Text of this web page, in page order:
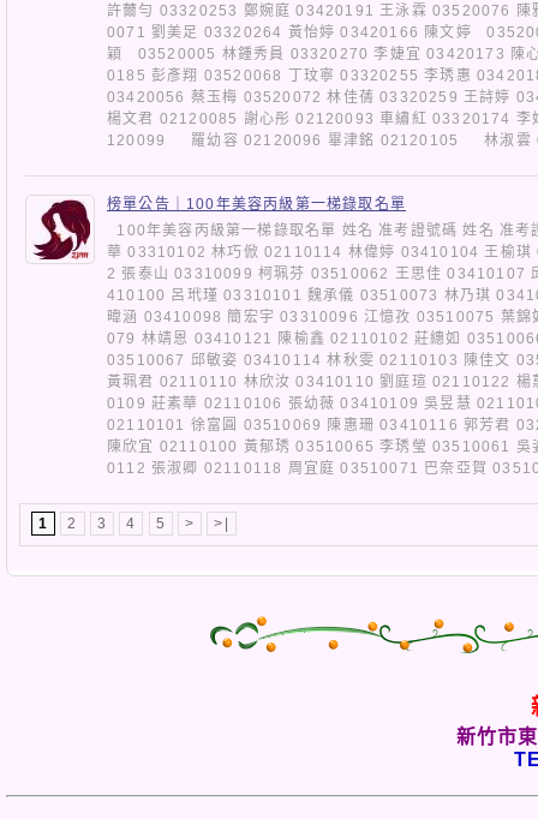
許薾勻 03320253 鄭婉庭 03420191 王泳霖 03520076
0071 劉美足 03320264 黃怡婷 03420166 陳文婷
穎 03520005 林鍾秀員 03320270 李婕宜 03420173 陳
0185 彭彥翔 03520068 丁玟寧 03320255 李琇惠
03420056 蔡玉梅 03520072 林佳蒨 03320259 王詩婷
楊文君 02120085 謝心彤 02120093 車繡紅 03320174
120099 羅幼容 02120096 畢津銘 02120105 林淑
榜單公告｜100年美容丙級第一梯錄取名單
100年美容丙級第一梯錄取名單 姓名 准考證號碼 姓名 准
華 03310102 林巧俽 02110114 林偉婷 03410104 王榆
2 張泰山 03310099 柯珮芬 03510062 王思佳 03410107
410100 呂玳瑾 03310101 魏承儀 03510073 林乃琪
暐涵 03410098 簡宏宇 03310096 江憶孜 03510075 葉
079 林靖恩 03410121 陳榆鑫 02110102 莊繐如
03510067 邱敏姿 03410114 林秋雯 02110103 陳佳文
黃珮君 02110110 林欣汝 03410110 劉庭瑄 02110122
0109 莊素華 02110106 張幼薇 03410109 吳昱慧
02110101 徐富圓 03510069 陳惠珊 03410116 郭芳君
陳欣宜 02110100 黃郁琇 03510065 李琇瑩 03510061
0112 張淑卿 02110118 周宜庭 03510071 巴奈亞賀
1 2 3 4 5 > >|
新竹市